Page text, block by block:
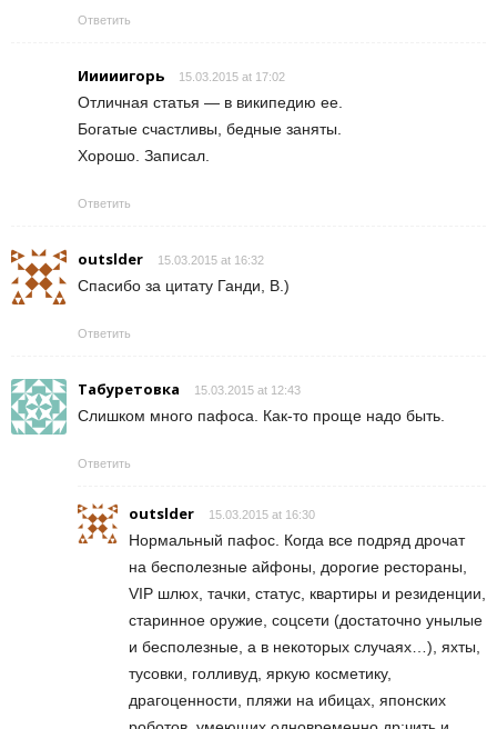
Ответить
Ииииигорь 15.03.2015 at 17:02
Отличная статья — в википедию ее.
Богатые счастливы, бедные заняты.
Хорошо. Записал.
Ответить
outslder 15.03.2015 at 16:32
Спасибо за цитату Ганди, В.)
Ответить
Табуретовка 15.03.2015 at 12:43
Слишком много пафоса. Как-то проще надо быть.
Ответить
outslder 15.03.2015 at 16:30
Нормальный пафос. Когда все подряд дрочат
на бесполезные айфоны, дорогие рестораны,
VIP шлюх, тачки, статус, квартиры и резиденции,
старинное оружие, соцсети (достаточно унылые
и бесполезные, а в некоторых случаях…), яхты,
тусовки, голливуд, яркую косметику,
драгоценности, пляжи на ибицах, японских